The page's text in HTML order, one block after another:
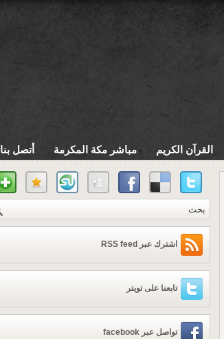
القرآن الكريم مباشر مكة المكرمة أتصل بنا
اشترك عبر RSS feed
تابعنا على تويتر
تواصل عبر facebook